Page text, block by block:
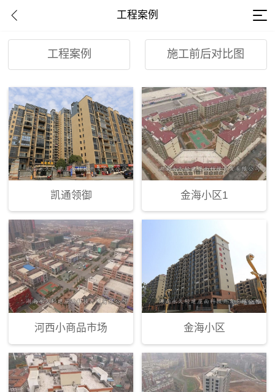
工程案例
工程案例 施工前后对比图
凯通领御 金海小区1
河西小商品市场 金海小区